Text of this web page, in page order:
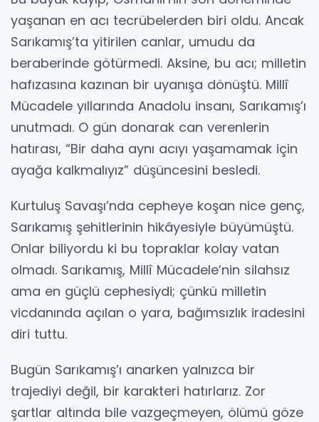
yaşanan en acı tecrübelerden biri oldu. Ancak
Sarıkamış’ta yitirilen canlar, umudu da
beraberinde götürmedi. Aksine, bu acı; milletin
hafızasına kazınan bir uyanışa dönüştü. Millî
Mücadele yıllarında Anadolu insanı, Sarıkamış’ı
unutmadı. O gün donarak can verenlerin
hatırası, “Bir daha aynı acıyı yaşamamak için
ayağa kalkmalıyız” düşüncesini besledi.
Kurtuluş Savaşı’nda cepheye koşan nice genç,
Sarıkamış şehitlerinin hikâyesiyle büyümüştü.
Onlar biliyordu ki bu topraklar kolay vatan
olmadı. Sarıkamış, Millî Mücadele’nin silahsız
ama en güçlü cephesiydi; çünkü milletin
vicdanında açılan o yara, bağımsızlık iradesini
diri tuttu.
Bugün Sarıkamış’ı anarken yalnızca bir
trajediyi değil, bir karakteri hatırlarız. Zor
şartlar altında bile vazgeçmeyen, ölümü göze